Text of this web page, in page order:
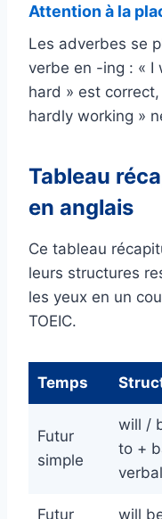
Attention à la
Les adverbes se
verbe en -ing : « I
hard » est
hardly working »
Tableau
en anglais
Ce tableau
leurs structures
les yeux en un
TOEIC.
Temps
Futur
simple
will /
to +
Futur will